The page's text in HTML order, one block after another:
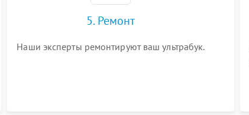
5. Ремонт
Наши эксперты ремонтируют ваш ультрабук.